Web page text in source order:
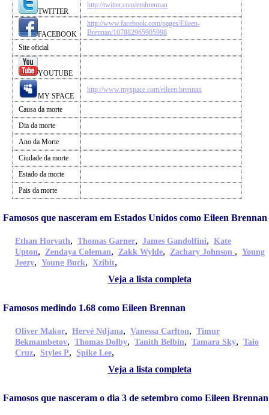
TWITTER
http://twitter.com/embrennan
FACEBOOK
http://www.facebook.com/pages/Eileen-
Brennan/107882965905998
Site oficial
YOUTUBE
MY SPACE
http://www.myspace.com/eileen.brennan
Causa da morte
Dia da morte
Ano da Morte
Ciudade da morte
Estado da morte
Pais da morte
Famosos que nasceram em Estados Unidos como Eileen Brennan
Ethan Horvath, Thomas Garner, James Gandolfini, Kate
Upton, Zendaya Coleman, Zakk Wylde, Zachary Johnson , Young
Jeezy, Young Buck, Xzibit,
Veja a lista completa
Famosos medindo 1.68 como Eileen Brennan
Oliver Makor, Hervé Ndjana, Vanessa Carlton, Timur
Bekmambetov, Thomas Dolby, Tanith Belbin, Tamara Sky, Taio
Cruz, Styles P, Spike Lee,
Veja a lista completa
Famosos que nasceram o dia 3 de setembro como Eileen Brennan